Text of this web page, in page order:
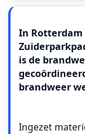
In Rotterdam
is de
brandweer
Ingezet